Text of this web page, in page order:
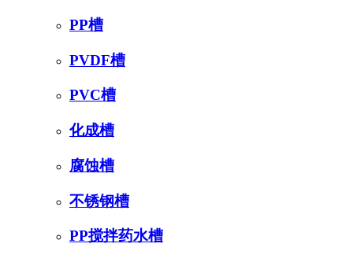
PP槽
PVDF槽
PVC槽
化成槽
腐蚀槽
不锈钢槽
PP搅拌药水槽